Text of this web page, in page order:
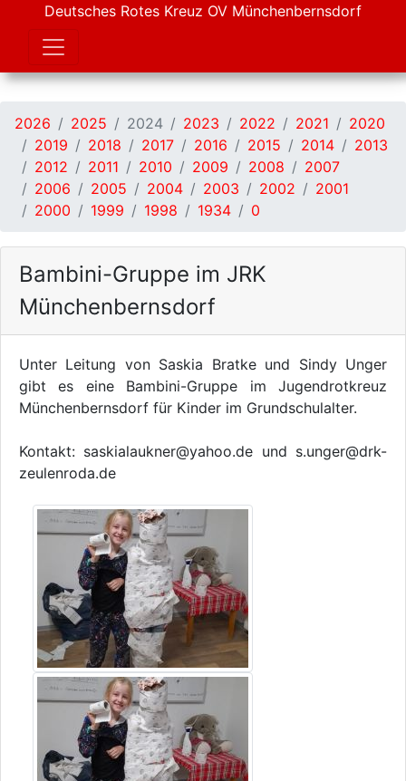
Deutsches Rotes Kreuz OV Münchenbernsdorf
2026 2025 2024 2023 2022 2021
2020
2019
2018 2017 2016 2015 2014
2013
2012
2011 2010 2009 2008
2007
2006
2005 2004 2003 2002
2001
2000
1999 1998 1934 0
Bambini-Gruppe im JRK
Münchenbernsdorf
Unter Leitung von Saskia Bratke und Sindy Unger
gibt es eine Bambini-Gruppe im Jugendrotkreuz
Münchenbernsdorf für Kinder im Grundschulalter.
Kontakt: saskialaukner@yahoo.de und s.unger@drk-
zeulenroda.de